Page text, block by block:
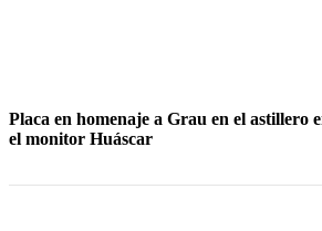
Placa en homenaje a Grau en el astillero
el monitor Huáscar